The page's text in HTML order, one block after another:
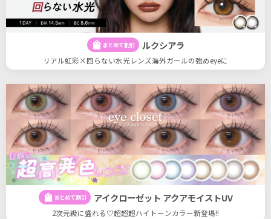
shopping_bag まとめて割引 ルクシアラ
リアル虹彩×回らない水光レンズ海外ガールの強めeyeに
shopping_bag まとめて割引 アイクローゼット アクアモイストUV
2次元級に盛れる♡超超超ハイトーンカラー新登場!!